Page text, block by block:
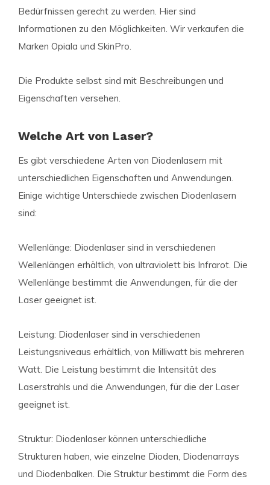
Bedürfnissen gerecht zu werden. Hier sind
Informationen zu den Möglichkeiten. Wir verkaufen die
Marken Opiala und SkinPro.
Die Produkte selbst sind mit Beschreibungen und
Eigenschaften versehen.
Welche Art von Laser?
Es gibt verschiedene Arten von Diodenlasern mit
unterschiedlichen Eigenschaften und Anwendungen.
Einige wichtige Unterschiede zwischen Diodenlasern
sind:
Wellenlänge: Diodenlaser sind in verschiedenen
Wellenlängen erhältlich, von ultraviolett bis Infrarot. Die
Wellenlänge bestimmt die Anwendungen, für die der
Laser geeignet ist.
Leistung: Diodenlaser sind in verschiedenen
Leistungsniveaus erhältlich, von Milliwatt bis mehreren
Watt. Die Leistung bestimmt die Intensität des
Laserstrahls und die Anwendungen, für die der Laser
geeignet ist.
Struktur: Diodenlaser können unterschiedliche
Strukturen haben, wie einzelne Dioden, Diodenarrays
und Diodenbalken. Die Struktur bestimmt die Form des